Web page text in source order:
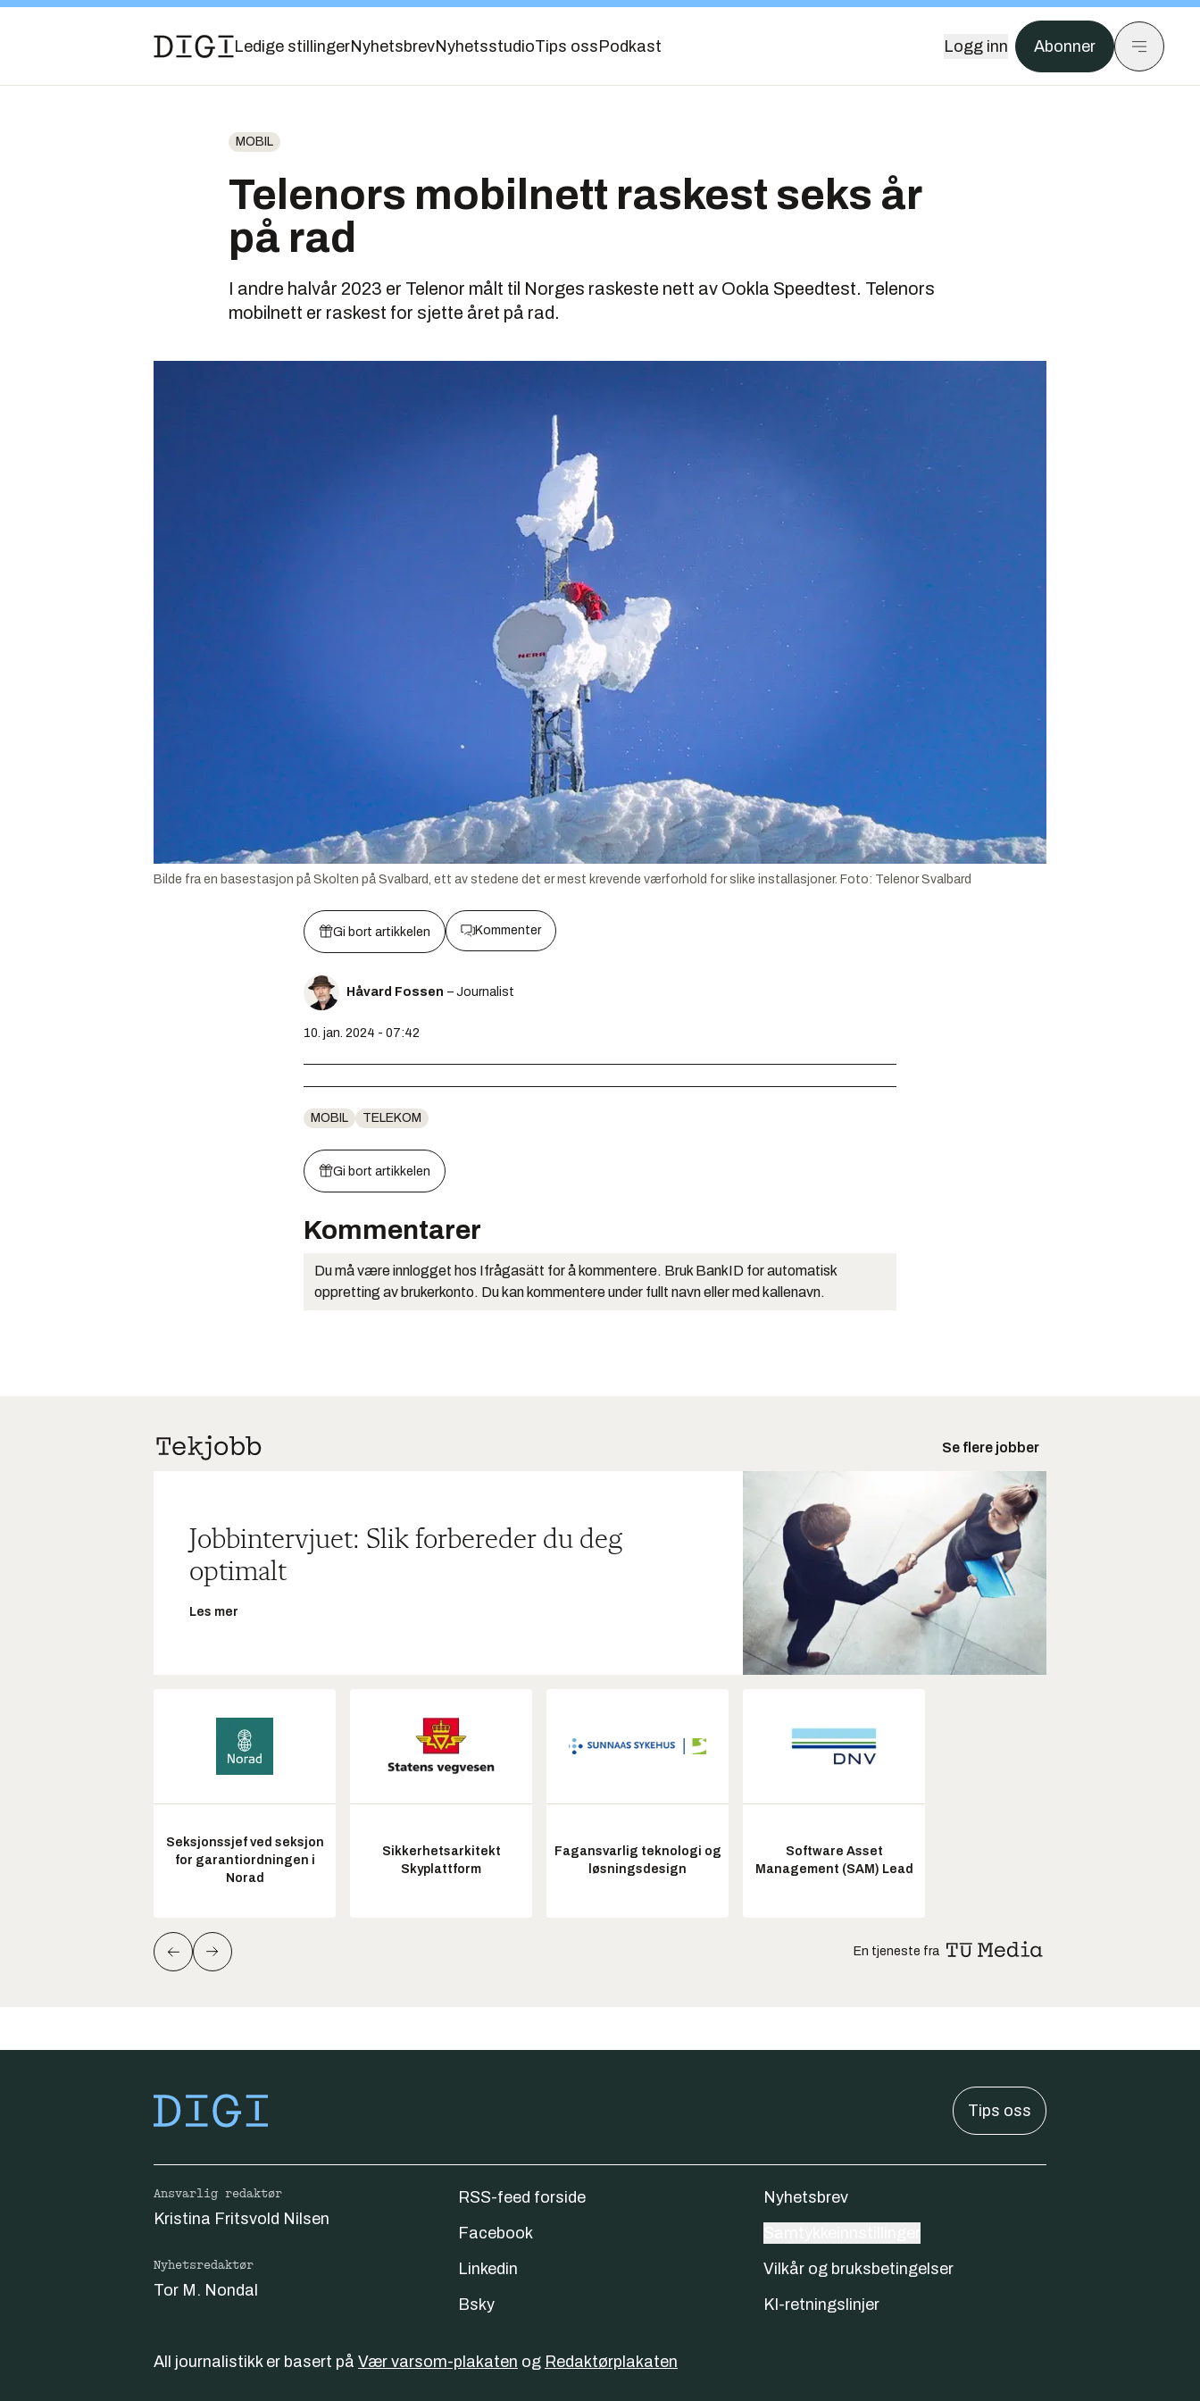
Ledige stillingerNyhetsbrevNyhetsstudioTips oss Podkast Logg inn Abonner
MOBIL
Telenors mobilnett raskest seks år
på rad
I andre halvår 2023 er Telenor målt til Norges raskeste nett av Ookla Speedtest. Telenors
mobilnett er raskest for sjette året på rad.
Bilde fra en basestasjon på Skolten på Svalbard, ett av stedene det er mest krevende værforhold for slike installasjoner. Foto: Telenor Svalbard
Gi bort artikkelen Kommenter
Håvard Fossen – Journalist
10. jan. 2024 - 07:42
MOBIL TELEKOM
Gi bort artikkelen
Kommentarer
Du må være innlogget hos Ifrågasätt for å kommentere. Bruk BankID for automatisk
oppretting av brukerkonto. Du kan kommentere under fullt navn eller med kallenavn.
Se flere jobber
Jobbintervjuet: Slik forbereder du deg
optimalt
Les mer
Seksjonssjef ved seksjon
for garantiordningen i
Norad
Sikkerhetsarkitekt
Skyplattform
Fagansvarlig teknologi og
løsningsdesign
Software Asset
Management (SAM) Lead
En tjeneste fra
Tips oss
Ansvarlig redaktør
Kristina Fritsvold Nilsen
Nyhetsredaktør
Tor M. Nondal
RSS-feed forside
Facebook
Linkedin
Bsky
Nyhetsbrev
Vilkår og bruksbetingelser
KI-retningslinjer
All journalistikk er basert på Vær varsom-plakaten og Redaktørplakaten